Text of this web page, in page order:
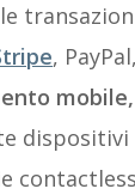
,
mobile,
dispositivi